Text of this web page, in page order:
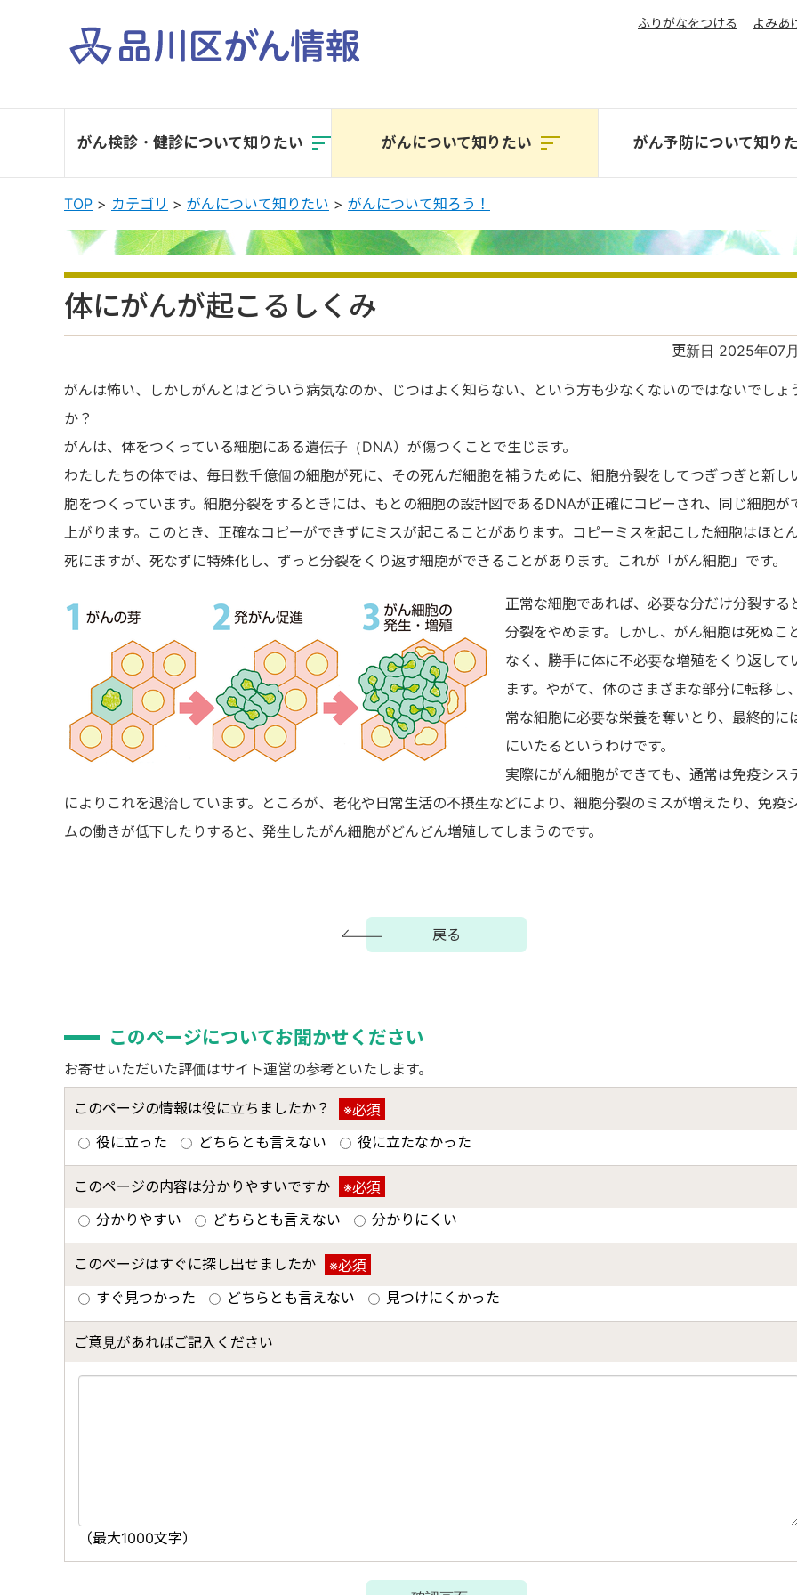
動
ふりがなをつける よみあ
がん検診・健診について知りたい がんについて知りたい がん予防について知り
TOP カテゴリ がんについて知りたい がんについて知ろう！
体にがんが起こるしくみ
更新日 2025年07
がんは怖い、しかしがんとはどういう病気なのか、じつはよく知らない、という方も少なくないのではないでしょ
か？
がんは、体をつくっている細胞にある遺伝子（DNA）が傷つくことで生じます。
わたしたちの体では、毎日数千億個の細胞が死に、その死んだ細胞を補うために、細胞分裂をしてつぎつぎと新し
胞をつくっています。細胞分裂をするときには、もとの細胞の設計図であるDNAが正確にコピーされ、同じ細胞が
上がります。このとき、正確なコピーができずにミスが起こることがあります。コピーミスを起こした細胞はほと
死にますが、死なずに特殊化し、ずっと分裂をくり返す細胞ができることがあります。これが「がん細胞」です。
正常な細胞であれば、必要な分だけ分裂する
分裂をやめます。しかし、がん細胞は死ぬこ
なく、勝手に体に不必要な増殖をくり返して
ます。やがて、体のさまざまな部分に転移し
常な細胞に必要な栄養を奪いとり、最終的に
にいたるというわけです。
実際にがん細胞ができても、通常は免疫シス
によりこれを退治しています。ところが、老化や日常生活の不摂生などにより、細胞分裂のミスが増えたり、免疫
ムの働きが低下したりすると、発生したがん細胞がどんどん増殖してしまうのです。
戻る
このページについてお聞かせください
お寄せいただいた評価はサイト運営の参考といたします。